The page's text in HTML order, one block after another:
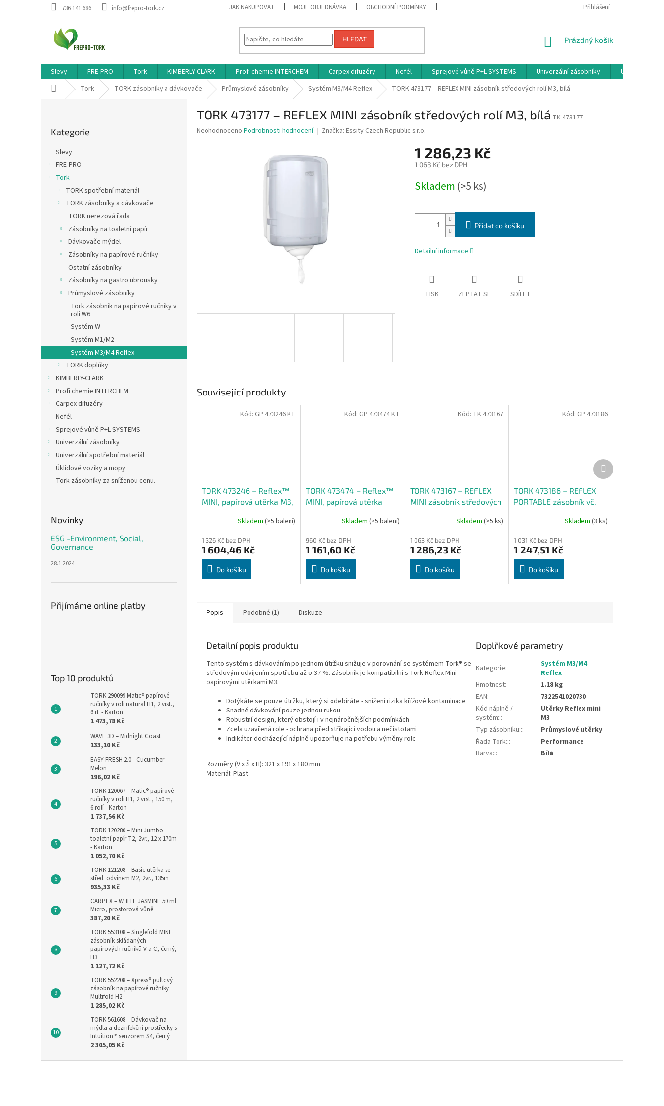
na
736 141 686 info@frepro-tork.cz JAK NAKUPOVAT MOJE OBJEDNÁVKA OBCHODNÍ PODMÍNKY Přihlášení
HLEDAT
NÁKUPNÍ
Prázdný košík
Slevy FRE-PRO Tork KIMBERLY-CLARK Profi chemie INTERCHEM Carpex difuzéry Nefél Sprejové vůně P+L SYSTEMS Univerzální zásobníky
Univerzální
Domů Tork TORK zásobníky a dávkovače Průmyslové zásobníky Systém M3/M4 Reflex TORK 473177 – REFLEX MINI zásobník středových rolí M3, bílá
kategorie
Kategorie
Slevy
FRE-PRO
Tork
TORK spotřební materiál
TORK zásobníky a dávkovače
TORK nerezová řada
Zásobníky na toaletní papír
Dávkovače mýdel
Zásobníky na papírové ručníky
Ostatní zásobníky
Zásobníky na gastro ubrousky
Průmyslové zásobníky
Tork zásobník na papírové ručníky v
roli W6
Systém W
Systém M1/M2
Systém M3/M4 Reflex
TORK doplňky
KIMBERLY-CLARK
Profi chemie INTERCHEM
Carpex difuzéry
Nefél
Sprejové vůně P+L SYSTEMS
Univerzální zásobníky
Univerzální spotřební materiál
Úklidové vozíky a mopy
Tork zásobníky za sníženou cenu.
Novinky
ESG -Environment, Social,
Governance
28.1.2024
Přijímáme online platby
Top 10 produktů
TORK 290099 Matic® papírové
ručníky v roli natural H1, 2 vrst.,
6 rl. - Karton
1 473,78 Kč
WAVE 3D – Midnight Coast
133,10 Kč
EASY FRESH 2.0 - Cucumber
Melon
196,02 Kč
TORK 120067 – Matic® papírové
ručníky v roli H1, 2 vrst., 150 m,
6 rolí - Karton
1 737,56 Kč
TORK 120280 – Mini Jumbo
toaletní papír T2, 2vr., 12 x 170m
- Karton
1 052,70 Kč
TORK 121208 – Basic utěrka se
střed. odvinem M2, 2vr., 135m
935,33 Kč
CARPEX – WHITE JASMINE 50 ml
Micro, prostorová vůně
387,20 Kč
TORK 553108 – Singlefold MINI
zásobník skládaných
papírových ručníků V a C, černý,
H3
1 127,72 Kč
TORK 552208 – Xpress® pultový
zásobník na papírové ručníky
Multifold H2
1 285,02 Kč
TORK 561608 – Dávkovač na
mýdla a dezinfekční prostředky s
Intuition™ senzorem S4, černý
2 305,05 Kč
TORK 473177 – REFLEX MINI zásobník středových rolí M3, bílá TK 473177
Průměrné
Neohodnoceno Podrobnosti hodnocení Značka: Essity Czech Republic s.r.o.
1 286,23 Kč
1 063 Kč bez DPH
cena:
Skladem (>5 ks)
Přidat do košíku
Detailní informace
TISK ZEPTAT SE SDÍLET
Související produkty
TORK 473246 – Reflex™
MINI, papírová utěrka M3,
Skladem (>5 balení)
1 326 Kč bez DPH
1 604,46 Kč
Do košíku
Kód: GP 473246 KT
TORK 473474 – Reflex™
MINI, papírová utěrka
Skladem (>5 balení)
960 Kč bez DPH
1 161,60 Kč
Do košíku
Kód: GP 473474 KT
TORK 473167 – REFLEX
MINI zásobník středových
Skladem(>5 ks)
1 063 Kč bez DPH
1 286,23 Kč
Do košíku
Kód: TK 473167
TORK 473186 – REFLEX
PORTABLE zásobník vč.
Skladem (3 ks)
1 031 Kč bez DPH
1 247,51 Kč
Do košíku
Kód: GP 473186
Další
produkt
Popis Podobné (1) Diskuze
Detailní popis produktu
Tento systém s dávkováním po jednom útržku snižuje v porovnání se systémem Tork® se
středovým odvíjením spotřebu až o 37 %. Zásobník je kompatibilní s Tork Reflex Mini
papírovými utěrkami M3.
Dotýkáte se pouze útržku, který si odebíráte - snížení rizika křížové kontaminace
Snadné dávkování pouze jednou rukou
Robustní design, který obstojí i v nejnáročnějších podmínkách
Zcela uzavřená role - ochrana před stříkající vodou a nečistotami
Indikátor docházející náplně upozorňuje na potřebu výměny role
Rozměry (V x Š x H): 321 x 191 x 180 mm
Materiál: Plast
Doplňkové parametry
Kategorie:
Systém M3/M4
Reflex
Hmotnost:
1.18 kg
EAN:
7322541020730
Kód náplně /
systém:::
Utěrky Reflex mini
M3
Typ zásobníku:::
Průmyslové utěrky
Řada Tork:::
Performance
Barva::: Bílá